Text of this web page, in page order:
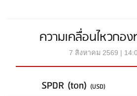
ความเคลื่อนไหวกอ
7 สิงหาคม 2569 |
SPDR (ton) (USD)